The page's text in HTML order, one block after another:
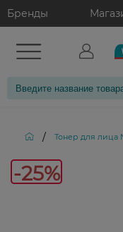
Бренды
/ Тонер для лица
-25%